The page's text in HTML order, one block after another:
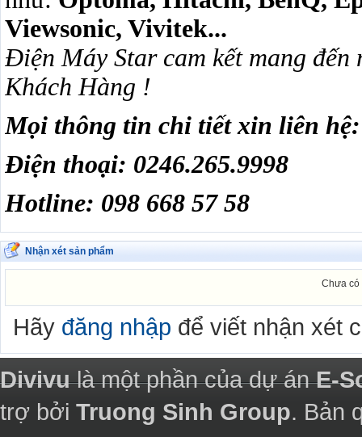
Viewsonic, Vivitek...
Điện Máy Star cam kết mang
Khách Hàng !
Mọi thông tin chi tiết xin liên hệ:
Điện thoại: 0246.265.9998
Hotline: 098 668 57 58
Nhận xét sản phẩm
Chưa có
Hãy đăng nhập để viết nhận xét
Divivulà một phần của dự ánE-
trợ bởi Truong Sinh Group. Bản